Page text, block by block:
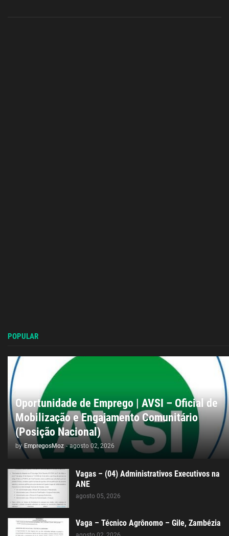
POPULAR
Oportunidade de Emprego | AVSI – Oficial de
Mobilização e Engajamento Comunitário
(Posição Nacional)
by EmpregosMoz - agosto 02, 2026
Vagas – (04) Administrativos Executivos na
ANE
agosto 05, 2026
Vaga – Técnico Agrônomo – Gile, Zambézia